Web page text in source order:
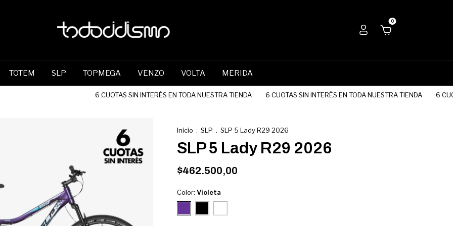
0
TOTEM SLP TOPMEGA VENZO VOLTA MERIDA
6 CUOTAS SIN INTERÉS EN TODA NUESTRA TIENDA 6 CUOTAS SIN INTERÉS EN TODA NUESTRA TIENDA 6
Inicio . SLP . SLP 5 Lady R29 2026
SLP 5 Lady R29 2026
$462.500,00
Color: Violeta